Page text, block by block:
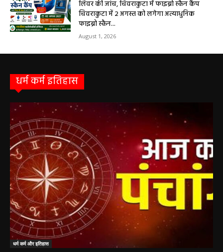
लिवर की जांच, चिवराकुटा में फाइब्रो स्कैन कैंप
चिवराकुटा में 2 अगस्त को लगेगा अत्याधुनिक
फाइब्रो स्कैन...
August 1, 2026
धर्म कर्म इतिहास
धर्म कर्म और इतिहास